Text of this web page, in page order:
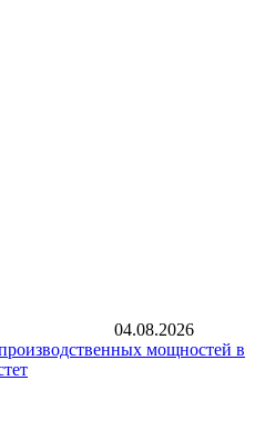
04.08.2026
мощностей в